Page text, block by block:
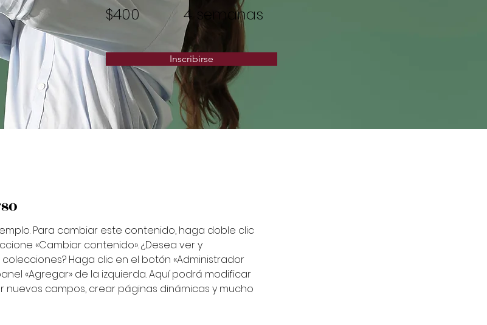
$400 4 semanas
Inscribirse
Para cambiar este contenido, haga doble clic
«Cambiar contenido». ¿Desea ver y
Haga clic en el botón «Administrador
«Agregar» de la izquierda. Aquí podrá modificar
nuevos campos, crear páginas dinámicas y mucho